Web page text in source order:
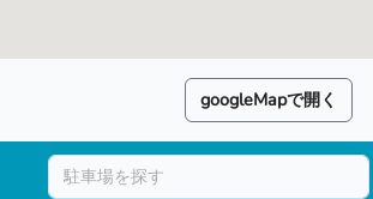
googleMapで開く